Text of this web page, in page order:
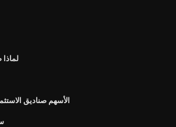
الأسهم صناديق